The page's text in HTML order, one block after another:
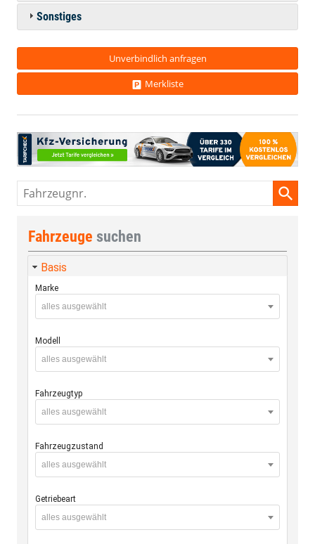
Sonstiges
Unverbindlich anfragen
Merkliste
Fahrzeugnr.
Fahrzeuge suchen
Basis
Marke
alles ausgewählt
Modell
alles ausgewählt
Fahrzeugtyp
alles ausgewählt
Fahrzeugzustand
alles ausgewählt
Getriebeart
alles ausgewählt